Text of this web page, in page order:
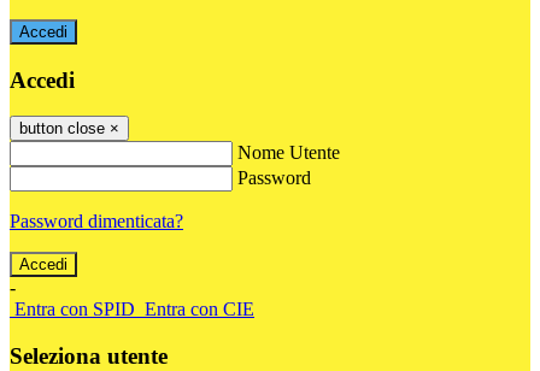
Accedi
Accedi
button close ×
Nome Utente
Password
Password dimenticata?
-
Entra con SPID Entra con CIE
Seleziona utente